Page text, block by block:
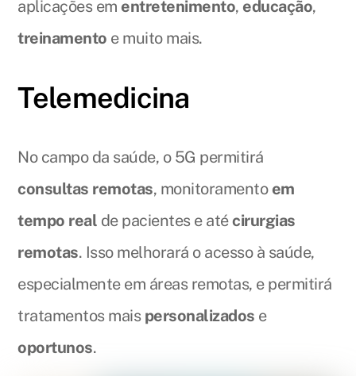
aplicações em entretenimento, educação,
treinamento e muito mais.
Telemedicina
No campo da saúde, o 5G permitirá
consultas remotas, monitoramento em
tempo real de pacientes e atécirurgias
remotas. Isso melhorará o acesso à saúde,
especialmente em áreas remotas, e permitirá
tratamentos mais personalizados e
oportunos.